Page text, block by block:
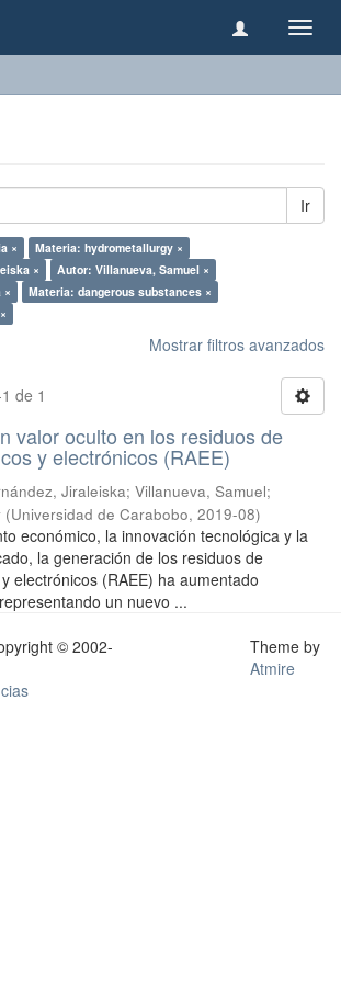
Ir
×
Materia: hydrometallurgy ×
×
Autor: Villanueva, Samuel ×
×
Materia: dangerous substances ×
Mostrar filtros avanzados
de 1
valor oculto en los residuos de
y electrónicos (RAEE)
Jiraleiska; Villanueva, Samuel;
(Universidad de Carabobo, 2019-08)
económico, la innovación tecnológica y la
la generación de los residuos de
electrónicos (RAEE) ha aumentado
un nuevo ...
© 2002-
Theme by
Atmire